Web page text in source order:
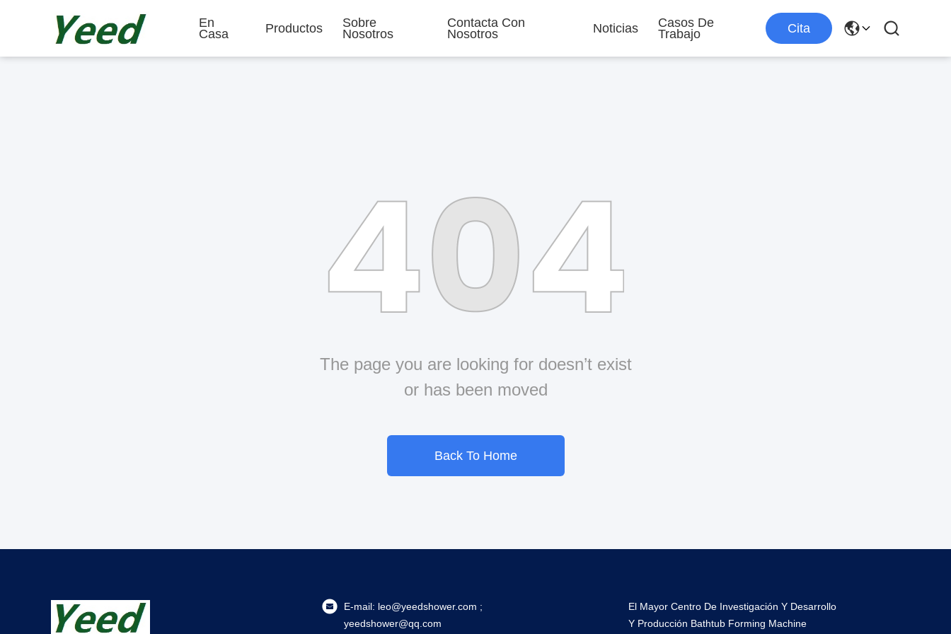
En
Casa
Productos
Sobre
Nosotros
Contacta Con
Nosotros
Noticias
Casos De
Trabajo
Cita
The page you are looking for doesn’t exist
or has been moved
Back To Home
E-mail: leo@yeedshower.com ;
yeedshower@qq.com
El Mayor Centro De Investigación Y Desarrollo
Y Producción Bathtub Forming Machine